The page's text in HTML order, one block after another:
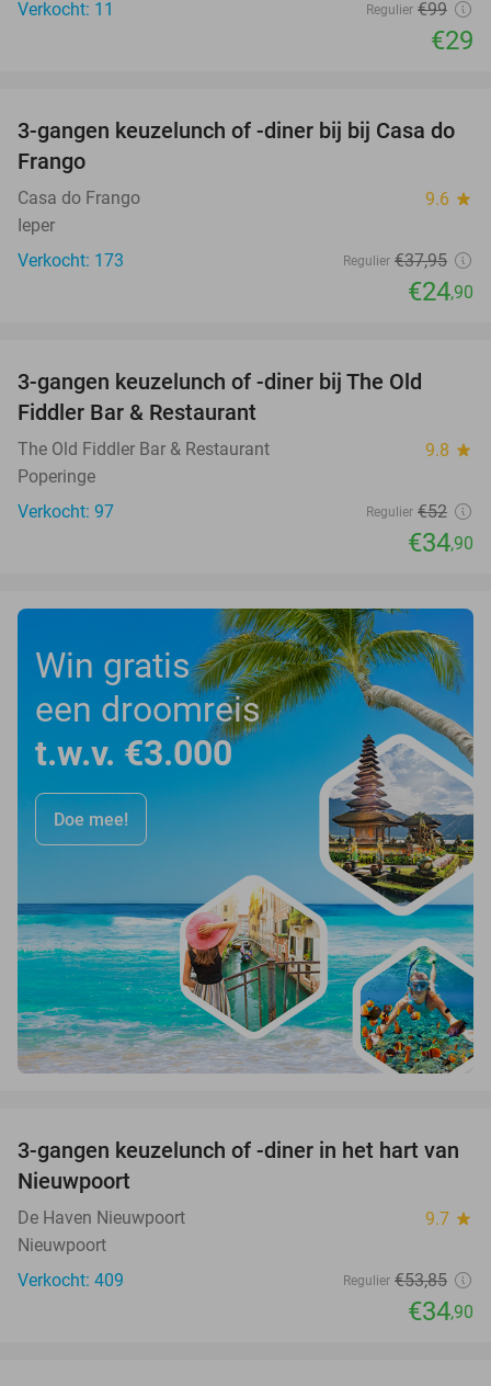
Verkocht: 11 Regulier €99
€29
34%
3-gangen keuzelunch of -diner bij bij Casa do
Frango
Casa do Frango 9.6 star
Ieper
Verkocht: 173
Regulier €37,95
€24,90
3-gangen keuzelunch of -diner bij The Old
Fiddler Bar & Restaurant
The Old Fiddler Bar & Restaurant 9.8 star
Poperinge
Verkocht: 97
Regulier €52
€34,90
Win gratis
een droomreis
t.w.v. €3.000
Doe mee!
35%
3-gangen keuzelunch of -diner in het hart van
Nieuwpoort
De Haven Nieuwpoort 9.7 star
Nieuwpoort
Verkocht: 409
Regulier €53,85
€34,90